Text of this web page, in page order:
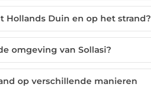
Duin en op het strand?
omgeving van Sollasi?
op verschillende manieren